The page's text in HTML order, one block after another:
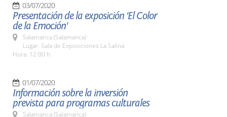
03/07/2020
Presentación de la exposición 'El Color
de la Emoción'
Salamanca (Salamanca)
Lugar: Sala de Exposiciones La Salina
Hora: 12:00 h.
01/07/2020
Información sobre la inversión
prevista para programas culturales
Salamanca (Salamanca)